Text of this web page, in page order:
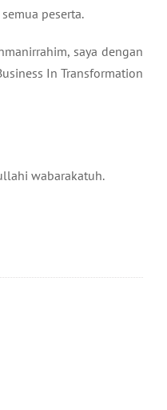
peserta.
saya dengan
In Transformation
wabarakatuh.